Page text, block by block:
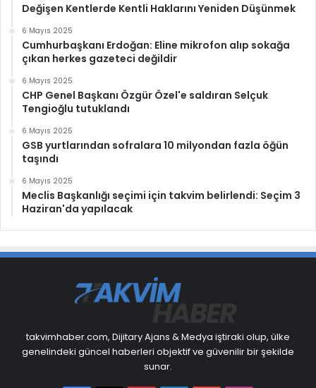
Değişen Kentlerde Kentli Haklarını Yeniden Düşünmek
6 Mayıs 2025
Cumhurbaşkanı Erdoğan: Eline mikrofon alıp sokağa
çıkan herkes gazeteci değildir
6 Mayıs 2025
CHP Genel Başkanı Özgür Özel'e saldıran Selçuk
Tengioğlu tutuklandı
6 Mayıs 2025
GSB yurtlarından sofralara 10 milyondan fazla öğün
taşındı
6 Mayıs 2025
Meclis Başkanlığı seçimi için takvim belirlendi: Seçim 3
Haziran'da yapılacak
takvimhaber.com, Dijitary Ajans & Medya iştiraki olup, ülke
genelindeki güncel haberleri objektif ve güvenilir bir şekilde
sunar.